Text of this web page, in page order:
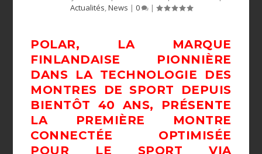
Actualités News | 0 |
POLAR, LA MARQUE
FINLANDAISE PIONNIÈRE
DANS LA TECHNOLOGIE DES
MONTRES DE SPORT DEPUIS
BIENTÔT 40 ANS, PRÉSENTE
LA PREMIÈRE MONTRE
CONNECTÉE OPTIMISÉE
POUR LE SPORT VIA